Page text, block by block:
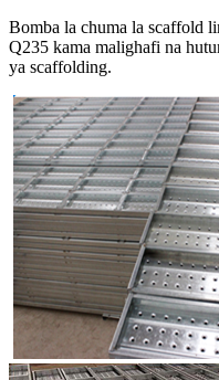
Bomba la chuma la scaffold
Q235 kama malighafi na
ya scaffolding.